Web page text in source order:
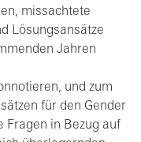
missachtete
Lösungsansätze
Jahren
und zum
für den Gender
Fragen in Bezug auf